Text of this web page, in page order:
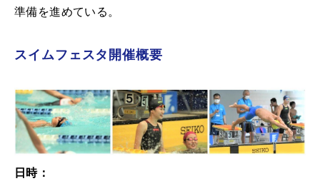
準備を進めている。
スイムフェスタ開催概要
日時：